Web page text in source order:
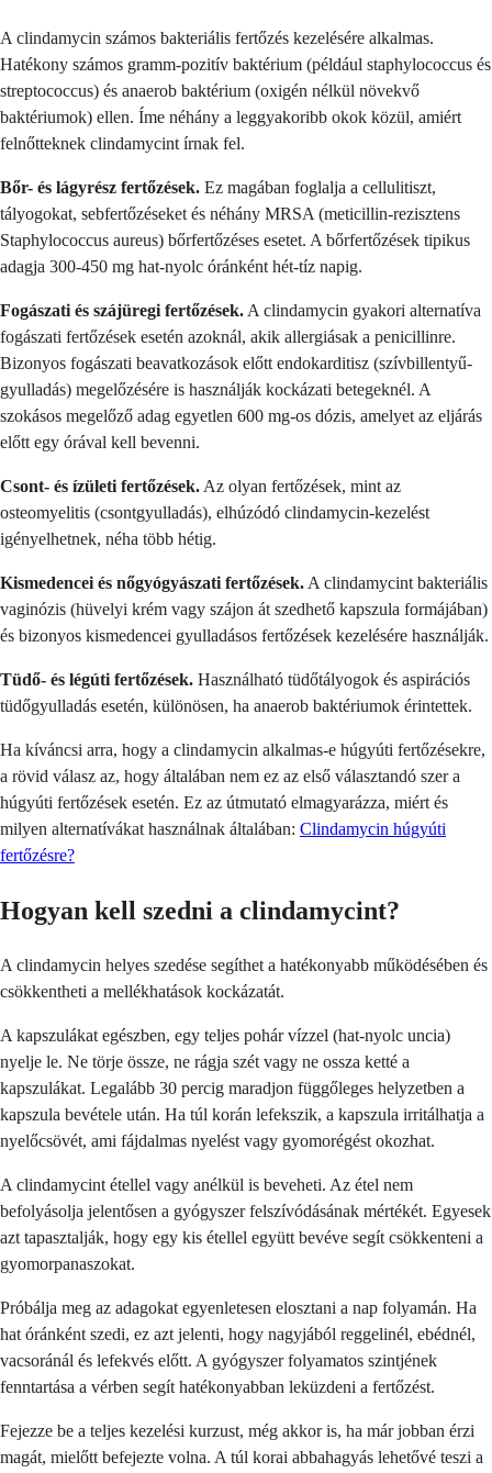
A clindamycin számos bakteriális fertőzés kezelésére alkalmas.
Hatékony számos gramm-pozitív baktérium (például staphylococcus és
streptococcus) és anaerob baktérium (oxigén nélkül növekvő
baktériumok) ellen. Íme néhány a leggyakoribb okok közül, amiért
felnőtteknek clindamycint írnak fel.
Bőr- és lágyrész fertőzések. Ez magában foglalja a cellulitiszt,
tályogokat, sebfertőzéseket és néhány MRSA (meticillin-rezisztens
Staphylococcus aureus) bőrfertőzéses esetet. A bőrfertőzések tipikus
adagja 300-450 mg hat-nyolc óránként hét-tíz napig.
Fogászati és szájüregi fertőzések. A clindamycin gyakori alternatíva
fogászati fertőzések esetén azoknál, akik allergiásak a penicillinre.
Bizonyos fogászati beavatkozások előtt endokarditisz (szívbillentyű-
gyulladás) megelőzésére is használják kockázati betegeknél. A
szokásos megelőző adag egyetlen 600 mg-os dózis, amelyet az eljárás
előtt egy órával kell bevenni.
Csont- és ízületi fertőzések. Az olyan fertőzések, mint az
osteomyelitis (csontgyulladás), elhúzódó clindamycin-kezelést
igényelhetnek, néha több hétig.
Kismedencei és nőgyógyászati fertőzések. A clindamycint bakteriális
vaginózis (hüvelyi krém vagy szájon át szedhető kapszula formájában)
és bizonyos kismedencei gyulladásos fertőzések kezelésére használják.
Tüdő- és légúti fertőzések. Használható tüdőtályogok és aspirációs
tüdőgyulladás esetén, különösen, ha anaerob baktériumok érintettek.
Ha kíváncsi arra, hogy a clindamycin alkalmas-e húgyúti fertőzésekre,
a rövid válasz az, hogy általában nem ez az első választandó szer a
húgyúti fertőzések esetén. Ez az útmutató elmagyarázza, miért és
milyen alternatívákat használnak általában: Clindamycin húgyúti
fertőzésre?
Hogyan kell szedni a clindamycint?
A clindamycin helyes szedése segíthet a hatékonyabb működésében és
csökkentheti a mellékhatások kockázatát.
A kapszulákat egészben, egy teljes pohár vízzel (hat-nyolc uncia)
nyelje le. Ne törje össze, ne rágja szét vagy ne ossza ketté a
kapszulákat. Legalább 30 percig maradjon függőleges helyzetben a
kapszula bevétele után. Ha túl korán lefekszik, a kapszula irritálhatja a
nyelőcsövét, ami fájdalmas nyelést vagy gyomorégést okozhat.
A clindamycint étellel vagy anélkül is beveheti. Az étel nem
befolyásolja jelentősen a gyógyszer felszívódásának mértékét. Egyesek
azt tapasztalják, hogy egy kis étellel együtt bevéve segít csökkenteni a
gyomorpanaszokat.
Próbálja meg az adagokat egyenletesen elosztani a nap folyamán. Ha
hat óránként szedi, ez azt jelenti, hogy nagyjából reggelinél, ebédnél,
vacsoránál és lefekvés előtt. A gyógyszer folyamatos szintjének
fenntartása a vérben segít hatékonyabban leküzdeni a fertőzést.
Fejezze be a teljes kezelési kurzust, még akkor is, ha már jobban érzi
magát, mielőtt befejezte volna. A túl korai abbahagyás lehetővé teszi a